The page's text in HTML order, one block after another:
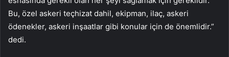
Bu, özel askeri teçhizat dahil, ekipman, ilaç, askeri
ödenekler, askeri inşaatlar gibi konular için de önemlidir.”
dedi.